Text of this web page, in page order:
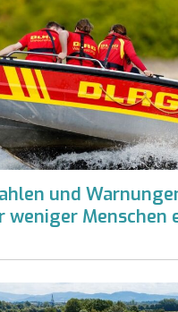
und
weniger Menschen